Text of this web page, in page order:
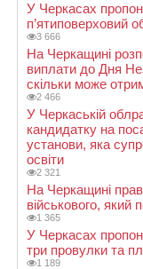
У Черкасах
п’ятиповерховий
3 666
На Черкащині
виплати до Дня
скільки може
2 466
У Черкаській
кандидатку на
установи, яка
освіти
2 321
На Черкащині
військового,
1 365
У Черкасах
три провулки та
1 189